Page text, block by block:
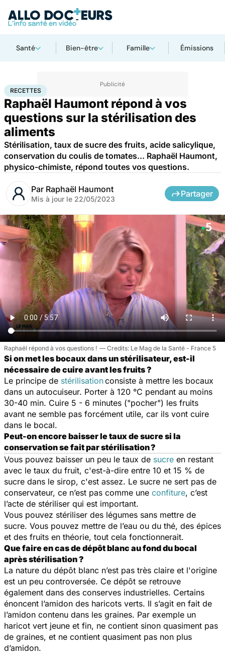
Santé Bien-être Famille Émissions
AccueilBien-être Recettes
RECETTES
Raphaël Haumont répond à vos
questions sur la stérilisation des
aliments
Stérilisation, taux de sucre des fruits, acide salicylique,
conservation du coulis de tomates... Raphaël Haumont,
physico-chimiste, répond toutes vos questions.
Par Raphaël Haumont
Mis à jour le 22/05/2023
Partager
Raphaël répond à vos questions ! Le Mag de la Santé - France 5
Si on met les bocaux dans un stérilisateur, est-il
nécessaire de cuire avant les fruits ?
Le principe de stérilisationconsiste à mettre les bocaux
dans un autocuiseur. Porter à 120 °C pendant au moins
30-40 min. Cuire 5 - 6 minutes ("pocher") les fruits
avant ne semble pas forcément utile, car ils vont cuire
dans le bocal.
Peut-on encore baisser le taux de sucre si la
conservation se fait par stérilisation ?
Vous pouvez baisser un peu le taux de sucre en restant
avec le taux du fruit, c'est-à-dire entre 10 et 15 % de
sucre dans le sirop, c'est assez. Le sucre ne sert pas de
conservateur, ce n’est pas comme une confiture, c’est
l’acte de stériliser qui est important.
Vous pouvez stériliser des légumes sans mettre de
sucre. Vous pouvez mettre de l’eau ou du thé, des épices
et des fruits en théorie, tout cela fonctionnerait.
Que faire en cas de dépôt blanc au fond du bocal
après stérilisation ?
La nature du dépôt blanc n’est pas très claire et l'origine
est un peu controversée. Ce dépôt se retrouve
également dans des conserves industrielles. Certains
énoncent l’amidon des haricots verts. Il s’agit en fait de
l’amidon contenu dans les graines. Par exemple un
haricot vert jeune et fin, ne contient sinon quasiment pas
de graines, et ne contient quasiment pas non plus
d’amidon.